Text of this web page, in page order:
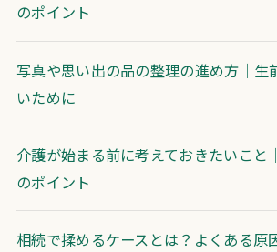
のポイント
写真や思い出の品の整理の進め方｜生
いために
介護が始まる前に考えておきたいこと
のポイント
相続で揉めるケースとは？よくある原